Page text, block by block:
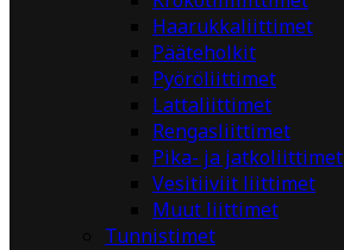
Haarukkaliittimet
Pääteholkit
Pyöröliittimet
Lattaliittimet
Rengasliittimet
Pika- ja jatkoliittimet
Vesitiiviit liittimet
Muut liittimet
Tunnistimet